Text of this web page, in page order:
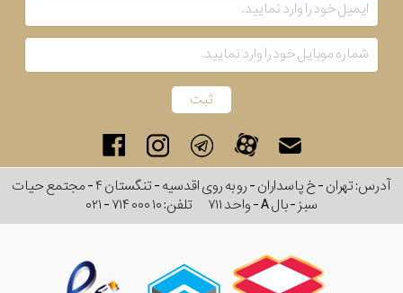
آدرس: تهران - خ پاسداران - رو به روی اقدسیه - تنگستان ۴ - مجتمع حیات
سبز - بال A - واحد ۷۱۱
تلفن:۰۲۱ - ۷۱۴ ۰۰۰ ۱۰